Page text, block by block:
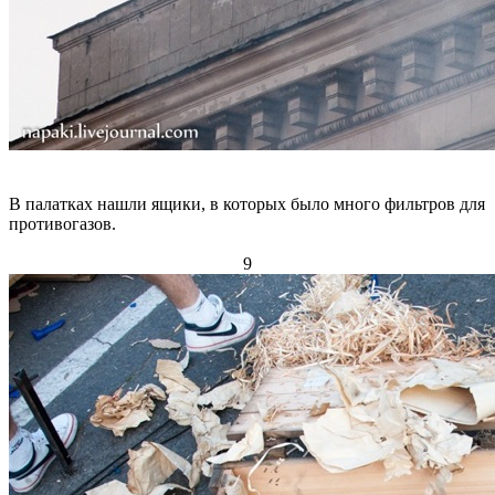
В палатках нашли ящики, в которых было много фильтров для
противогазов.
9